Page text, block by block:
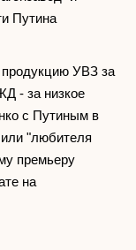
Путина
УВЗ за
- за низкое
с Путиным в
"любителя
премьеру
на